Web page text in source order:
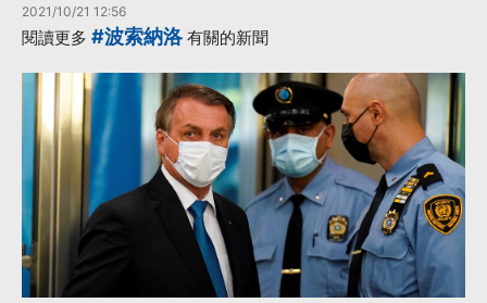
2021/10/21 12:56
閱讀更多 #波索納洛 有關的新聞